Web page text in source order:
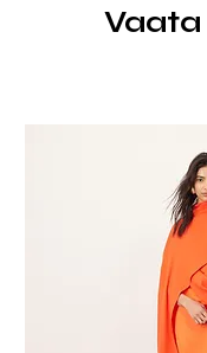
reisiks või
anna meile teada –
Vaata